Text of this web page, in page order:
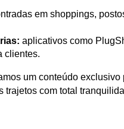
em shoppings,
aplicativos como
clientes.
um conteúdo exclusivo
trajetos com total